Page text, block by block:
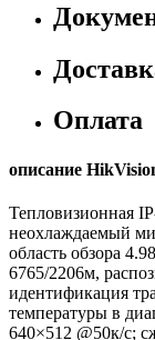
Оплата
описание
Тепловизионная
неохлаждаемый
область обзора
6765/2206м,
идентификация
температуры в
640×512 @50к/с;